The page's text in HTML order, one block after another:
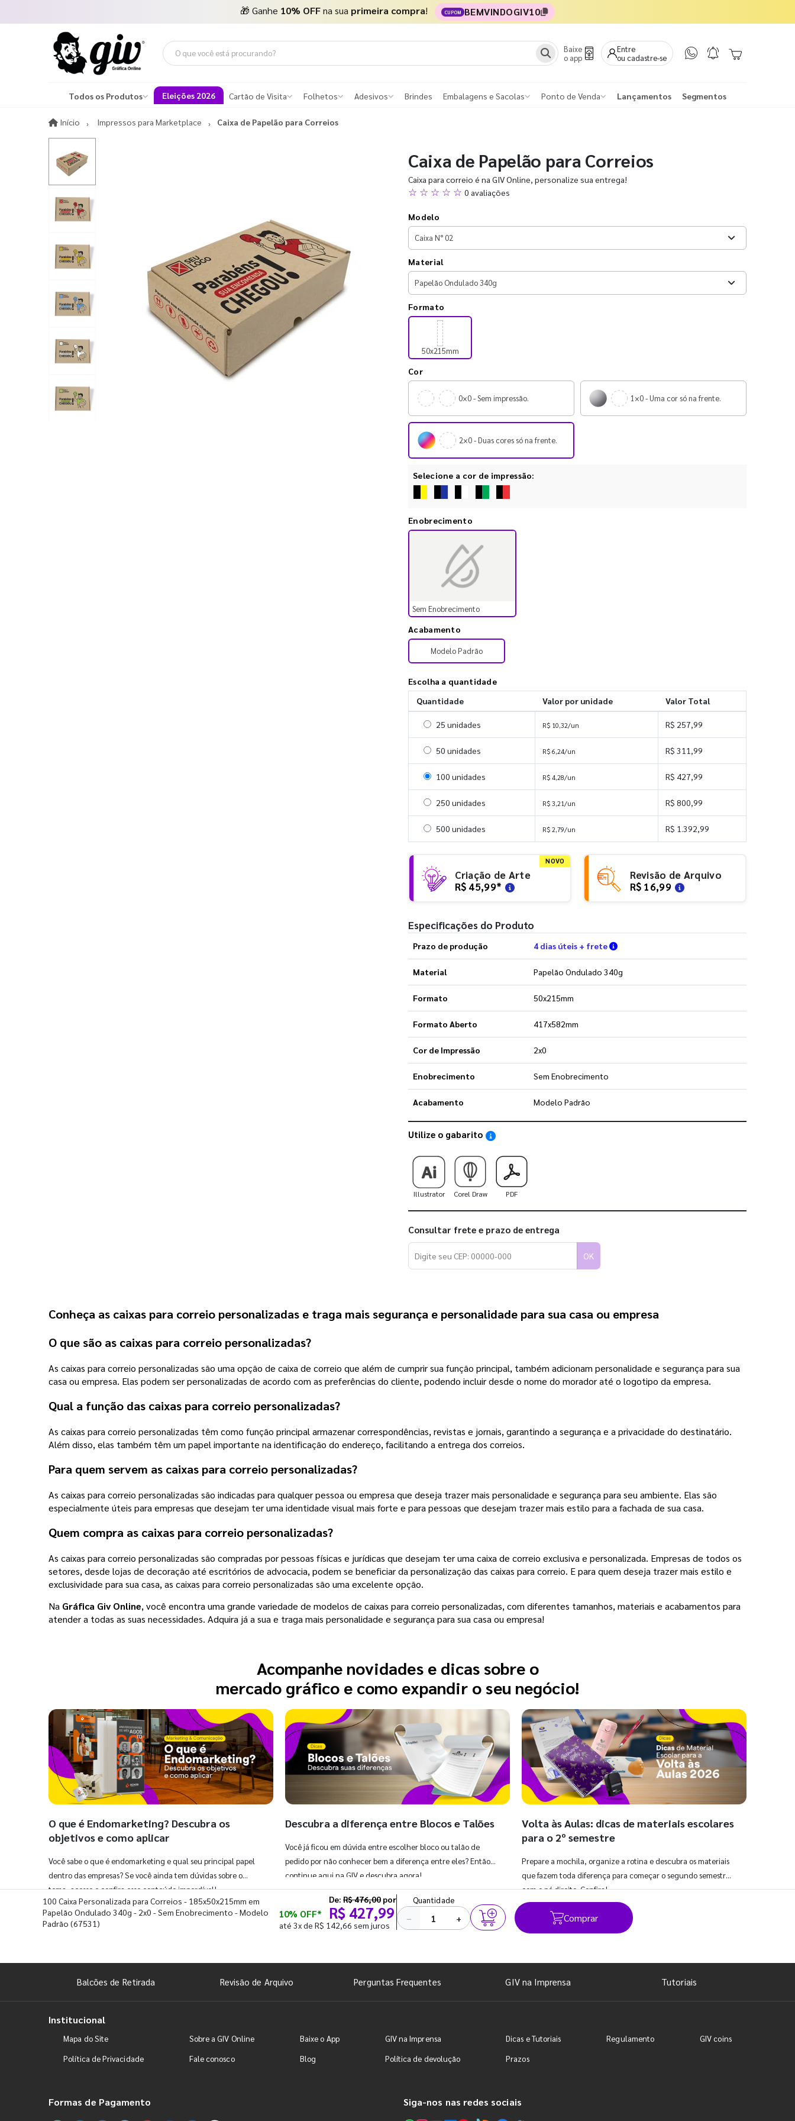
🎁 Ganhe 10% OFFna sua primeira compra! CUPOM BEMVINDOGIV10
Baixe
o app
Entre
ou cadastre-se
Todos os Produtos Eleições 2026 Cartão de Visita Folhetos Adesivos Brindes Embalagens e Sacolas Ponto de Venda Lançamentos Segmentos
Início InícioImpressos para Marketplace Caixa de Papelão para Correios
Caixa de Papelão para Correios
Caixa para correio é na GIV Online, personalize sua entrega!
☆ ☆ ☆ ☆ ☆ 0 avaliações
Modelo
Material
Formato
50x215mm
Cor
0×0 - Sem impressão. 1×0 - Uma cor só na frente.
2×0 - Duas cores só na frente.
Selecione a cor de impressão:
Enobrecimento
Sem Enobrecimento
Acabamento
Modelo Padrão
Escolha a quantidade
Quantidade
Valor por unidade Valor Total
Selecionar 25 unidades
25 unidades R$ 10,32/un R$ 257,99
Selecionar 50 unidades
50 unidades R$ 6,24/un R$ 311,99
Selecionar 100 unidades
100 unidades R$ 4,28/un R$ 427,99
Selecionar 250 unidades
250 unidades R$ 3,21/un R$ 800,99
Selecionar 500 unidades
500 unidades R$ 2,79/un R$ 1.392,99
NOVO
Criação de Arte
R$ 45,99*
Revisão de Arquivo
R$ 16,99
Especificações do Produto
Prazo de produção 4 dias úteis + frete Verifique as condições de entrega
Material Papelão Ondulado 340g
Formato 50x215mm
Formato Aberto 417x582mm
Cor de Impressão 2x0
Enobrecimento Sem Enobrecimento
Acabamento Modelo Padrão
Utilize o gabarito Saiba como utilizar os nossos gabaritos
Illustrator Corel Draw PDF
Consultar frete e prazo de entrega
OK
Conheça as caixas para correio personalizadas e traga mais segurança e personalidade para sua casa ou empresa
O que são as caixas para correio personalizadas?
As caixas para correio personalizadas são uma opção de caixa de correio que além de cumprir sua função principal, também adicionam personalidade e segurança para sua
casa ou empresa. Elas podem ser personalizadas de acordo com as preferências do cliente, podendo incluir desde o nome do morador até o logotipo da empresa.
Qual a função das caixas para correio personalizadas?
As caixas para correio personalizadas têm como função principal armazenar correspondências, revistas e jornais, garantindo a segurança e a privacidade do destinatário.
Além disso, elas também têm um papel importante na identificação do endereço, facilitando a entrega dos correios.
Para quem servem as caixas para correio personalizadas?
As caixas para correio personalizadas são indicadas para qualquer pessoa ou empresa que deseja trazer mais personalidade e segurança para seu ambiente. Elas são
especialmente úteis para empresas que desejam ter uma identidade visual mais forte e para pessoas que desejam trazer mais estilo para a fachada de sua casa.
Quem compra as caixas para correio personalizadas?
As caixas para correio personalizadas são compradas por pessoas físicas e jurídicas que desejam ter uma caixa de correio exclusiva e personalizada. Empresas de todos os
setores, desde lojas de decoração até escritórios de advocacia, podem se beneficiar da personalização das caixas para correio. E para quem deseja trazer mais estilo e
exclusividade para sua casa, as caixas para correio personalizadas são uma excelente opção.
Na Gráfica Giv Online, você encontra uma grande variedade de modelos de caixas para correio personalizadas, com diferentes tamanhos, materiais e acabamentos para
atender a todas as suas necessidades. Adquira já a sua e traga mais personalidade e segurança para sua casa ou empresa!
Acompanhe novidades e dicas sobre o
mercado gráfico e como expandir o seu negócio!
O que é Endomarketing? Descubra os
objetivos e como aplicar
Você sabe o que é endomarketing e qual seu principal papel
dentro das empresas? Se você ainda tem dúvidas sobre o
tema, acesse e confira esse conteúdo imperdível!
Descubra a diferença entre Blocos e Talões
Você já ficou em dúvida entre escolher bloco ou talão de
pedido por não conhecer bem a diferença entre eles? Então,
continue aqui na GIV e descubra agora!
Volta às Aulas: dicas de materiais escolares
para o 2º semestre
Prepare a mochila, organize a rotina e descubra os materiais
que fazem toda diferença para começar o segundo semestre
com o pé direito. Confira!
100 Caixa Personalizada para Correios - 185x50x215mm em
Papelão Ondulado 340g - 2x0 - Sem Enobrecimento - Modelo
Padrão (67531)
10% OFF*
De: R$ 476,00 por
R$ 427,99
até 3x de R$ 142,66 sem juros
Quantidade
− + Comprar
Balcões de Retirada Revisão de Arquivo Perguntas Frequentes GIV na Imprensa Tutoriais
Institucional
Mapa do Site Sobre a GIV Online Baixe o App GIV na Imprensa Dicas e Tutoriais Regulamento
GIV coins
Política de Privacidade
Fale conosco Blog Política de devolução Prazos
Formas de Pagamento Siga-nos nas redes sociais